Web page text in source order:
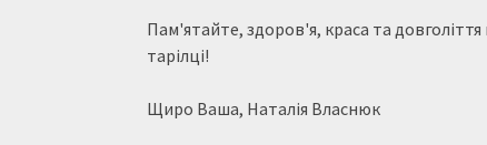
Пам'ятайте, здоров'я, краса та
тарілці!
Щиро Ваша, Наталія Власнюк